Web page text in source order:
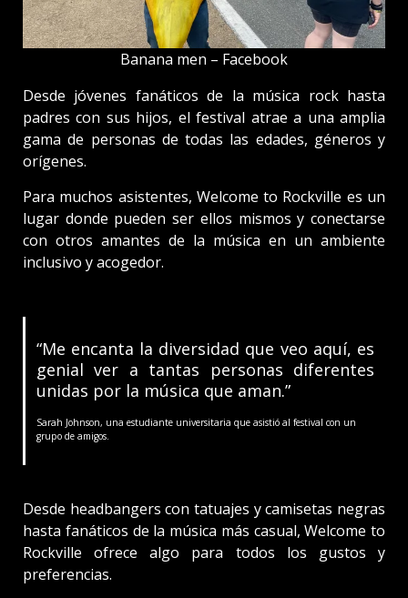
Banana men – Facebook
Desde jóvenes fanáticos de la música rock hasta
padres con sus hijos, el festival atrae a una amplia
gama de personas de todas las edades, géneros y
orígenes.
Para muchos asistentes, Welcome to Rockville es un
lugar donde pueden ser ellos mismos y conectarse
con otros amantes de la música en un ambiente
inclusivo y acogedor.
“Me encanta la diversidad que veo aquí, es
genial ver a tantas personas diferentes
unidas por la música que aman.”
Sarah Johnson, una estudiante universitaria que asistió al festival con un
grupo de amigos.
Desde headbangers con tatuajes y camisetas negras
hasta fanáticos de la música más casual, Welcome to
Rockville ofrece algo para todos los gustos y
preferencias.